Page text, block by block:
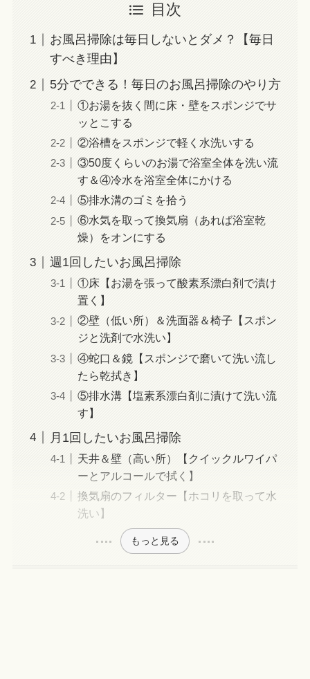
目次
お風呂掃除は毎日しないとダメ？【毎日
すべき理由】
5分でできる！毎日のお風呂掃除のやり方
①お湯を抜く間に床・壁をスポンジでサ
ッとこする
②浴槽をスポンジで軽く水洗いする
③50度くらいのお湯で浴室全体を洗い流
す＆④冷水を浴室全体にかける
⑤排水溝のゴミを拾う
⑥水気を取って換気扇（あれば浴室乾
燥）をオンにする
週1回したいお風呂掃除
①床【お湯を張って酸素系漂白剤で漬け
置く】
②壁（低い所）＆洗面器＆椅子【スポン
ジと洗剤で水洗い】
④蛇口＆鏡【スポンジで磨いて洗い流し
たら乾拭き】
⑤排水溝【塩素系漂白剤に漬けて洗い流
す】
月1回したいお風呂掃除
天井＆壁（高い所）【クイックルワイパ
ーとアルコールで拭く】
換気扇のフィルター【ホコリを取って水
洗い】
もっと見る